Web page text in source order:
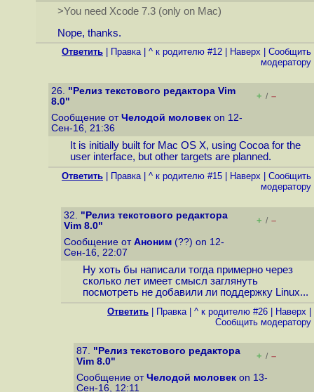
>You need Xcode 7.3 (only on Mac)
Nope, thanks.
Ответить Правка| ^ к родителю #12 Наверх
Cообщить
модератору
26. "Релиз текстового редактора Vim
8.0"
+ / –
Сообщение от Челодой моловек on 12-
Сен-16, 21:36
It is initially built for Mac OS X, using Cocoa for the
user interface, but other targets are planned.
Ответить Правка| ^ к родителю #15 Наверх
Cообщить
модератору
32. "Релиз текстового редактора
Vim 8.0"
+ / –
Сообщение от Аноним (??) on 12-
Сен-16, 22:07
Ну хоть бы написали тогда примерно через
сколько лет имеет смысл заглянуть
посмотреть не добавили ли поддержку Linux...
Ответить Правка| ^ к родителю #26 Наверх
Cообщить модератору
87. "Релиз текстового редактора
Vim 8.0"
+ / –
Сообщение от Челодой моловек on 13-
Сен-16, 12:11